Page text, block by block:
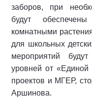
заборов, при
будут
комнатными
для школьных
мероприятий
уровней от «Единой
проектов и МГЕР,
Аршинова.